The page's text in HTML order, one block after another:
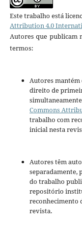
Este trabalho está
Attribution 4.0
Autores que publicam
termos:
Autores mantém
direito de
Commons
trabalho com
inicial nesta
Autores têm
separadamente,
do trabalho
repositório
reconhecimento
revista.